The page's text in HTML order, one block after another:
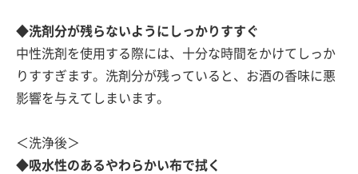
◆洗剤分が残らないようにしっかりすすぐ
中性洗剤を使用する際には、十分な時間をかけてしっか
りすすぎます。洗剤分が残っていると、お酒の香味に悪
影響を与えてしまいます。
＜洗浄後＞
◆吸水性のあるやわらかい布で拭く